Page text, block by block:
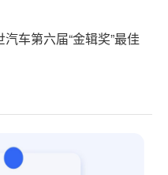
车第六届“金辑奖”最佳